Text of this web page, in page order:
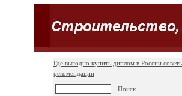
Где выгодно купить диплом в России
рекомендации